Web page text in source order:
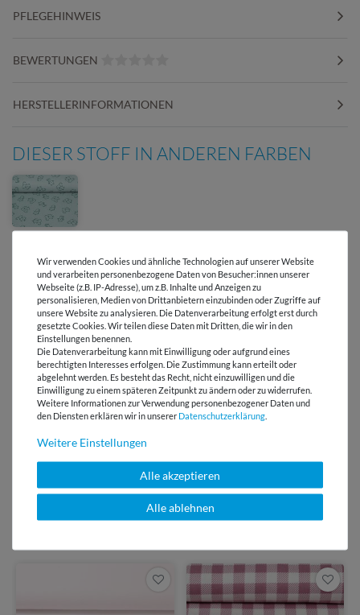
PFLEGEHINWEIS
BEWERTUNGEN
HERSTELLERINFORMATIONEN
DIESER STOFF IN ANDEREN FARBEN
Versandkostenfrei ab 60 € -
Lieferung mit DHL
E-Mail Kundenservice
Antwort in 24h
Über 98% positive
Bewertungen
Über 110 Gratis
Schnittmuster für Dich
Wir verwenden Cookies und ähnliche Technologien auf unserer Website
und verarbeiten personenbezogene Daten von Besucher:innen unserer
Webseite (z.B. IP-Adresse), um z.B. Inhalte und Anzeigen zu
personalisieren, Medien von Drittanbietern einzubinden oder Zugriffe auf
unsere Website zu analysieren. Die Datenverarbeitung erfolgt erst durch
gesetzte Cookies. Wir teilen diese Daten mit Dritten, die wir in den
Einstellungen benennen.
Die Datenverarbeitung kann mit Einwilligung oder aufgrund eines
berechtigten Interesses erfolgen. Die Zustimmung kann erteilt oder
abgelehnt werden. Es besteht das Recht, nicht einzuwilligen und die
Einwilligung zu einem späteren Zeitpunkt zu ändern oder zu widerrufen.
Weitere Informationen zur Verwendung personenbezogener Daten und
den Diensten erklären wir in unserer Daten­schutz­erklärung
Weitere Einstellungen
Alle akzeptieren
Alle ablehnen